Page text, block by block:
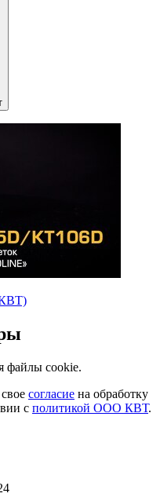
файлы cookie.
согласие на обработку
с политикой ООО КВТ.